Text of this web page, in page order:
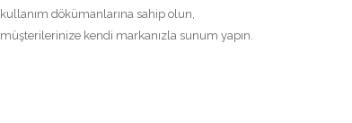
kullanım dökümanlarına sahip olun,
müşterilerinize kendi markanızla sunum yapın.